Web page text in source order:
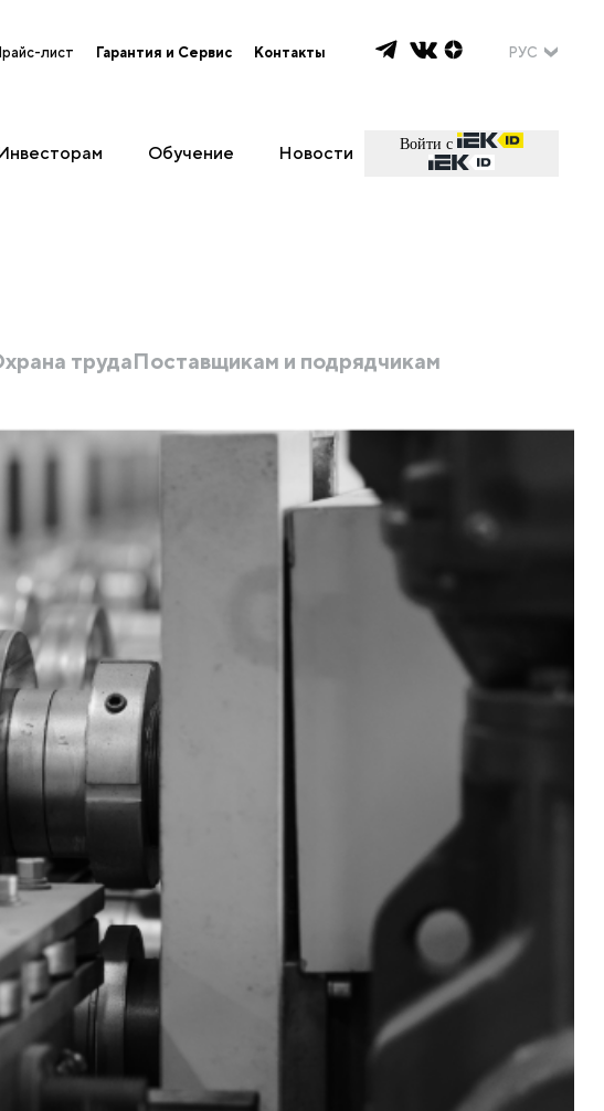
лист Гарантия и Сервис Контакты РУС
Обучение Новости Войти с
трудаПоставщикам и подрядчикам